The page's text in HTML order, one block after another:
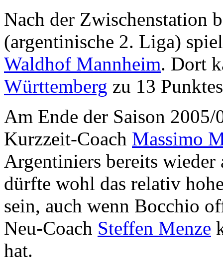
Nach der Zwischenstation
(argentinische 2. Liga)
Waldhof Mannheim. Dort
Württemberg zu 13
Am Ende der Saison
Kurzzeit-Coach Massimo
Argentiniers bereits
dürfte wohl das relativ
sein, auch wenn Bocchio
Neu-Coach Steffen Menze
hat.